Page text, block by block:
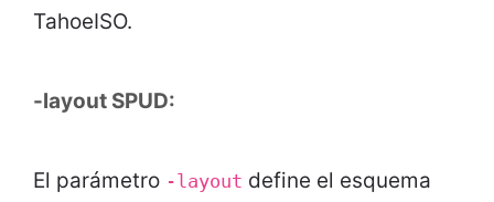
TahoeISO.
-layout SPUD:
El parámetro -layout define el esquema